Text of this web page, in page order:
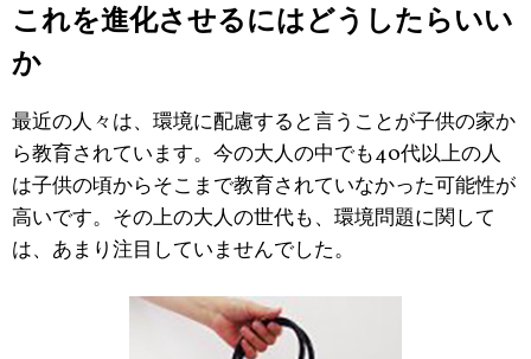
これを進化させるにはどうしたらいい
か
最近の人々は、環境に配慮すると言うことが子供の家か
ら教育されています。今の大人の中でも40代以上の人
は子供の頃からそこまで教育されていなかった可能性が
高いです。その上の大人の世代も、環境問題に関して
は、あまり注目していませんでした。